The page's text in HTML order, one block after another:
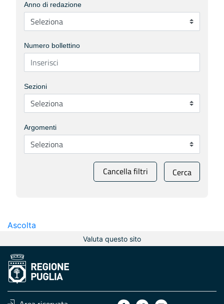
Anno di redazione
Numero bollettino
Sezioni
Argomenti
Cancella filtri Cerca
Ascolta
Valuta questo sito